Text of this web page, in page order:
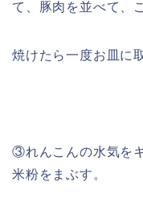
て、豚肉を並べて、
焼けたら一度お皿に
③れんこんの水気を
米粉をまぶす。